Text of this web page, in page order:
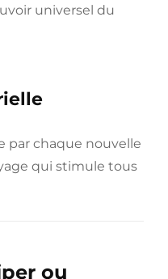
universel du
par chaque nouvelle
qui stimule tous
ou